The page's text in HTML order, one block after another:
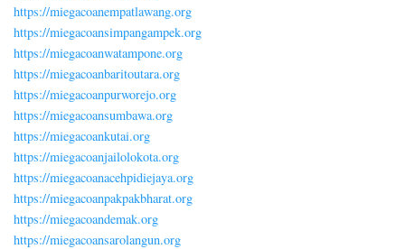
https://miegacoanempatlawang.org
https://miegacoansimpangampek.org
https://miegacoanwatampone.org
https://miegacoanbaritoutara.org
https://miegacoanpurworejo.org
https://miegacoansumbawa.org
https://miegacoankutai.org
https://miegacoanjailolokota.org
https://miegacoanacehpidiejaya.org
https://miegacoanpakpakbharat.org
https://miegacoandemak.org
https://miegacoansarolangun.org